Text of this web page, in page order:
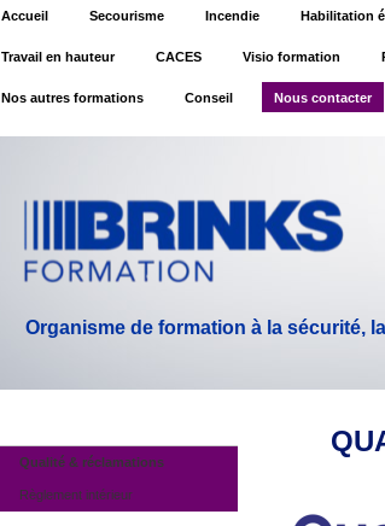
Accueil Secourisme Incendie Habilitation
Travail en hauteur CACES Visio formation
Nos autres formations Conseil Nous contacter
Organisme de formation à la sécurité,
Qualité & réclamations
Règlement intérieur